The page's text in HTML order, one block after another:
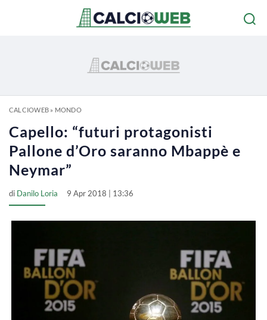
CALCIOWEB» MONDO
Capello: “futuri protagonisti
Pallone d’Oro saranno Mbappè e
Neymar”
di Danilo Loria 9 Apr 2018 | 13:36